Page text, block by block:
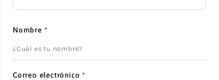
Nombre *
Correo electrónico*